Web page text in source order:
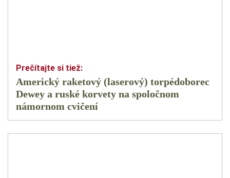
Americký raketový (laserový) torpédoborec
Dewey a ruské korvety na spoločnom
námornom cvičení